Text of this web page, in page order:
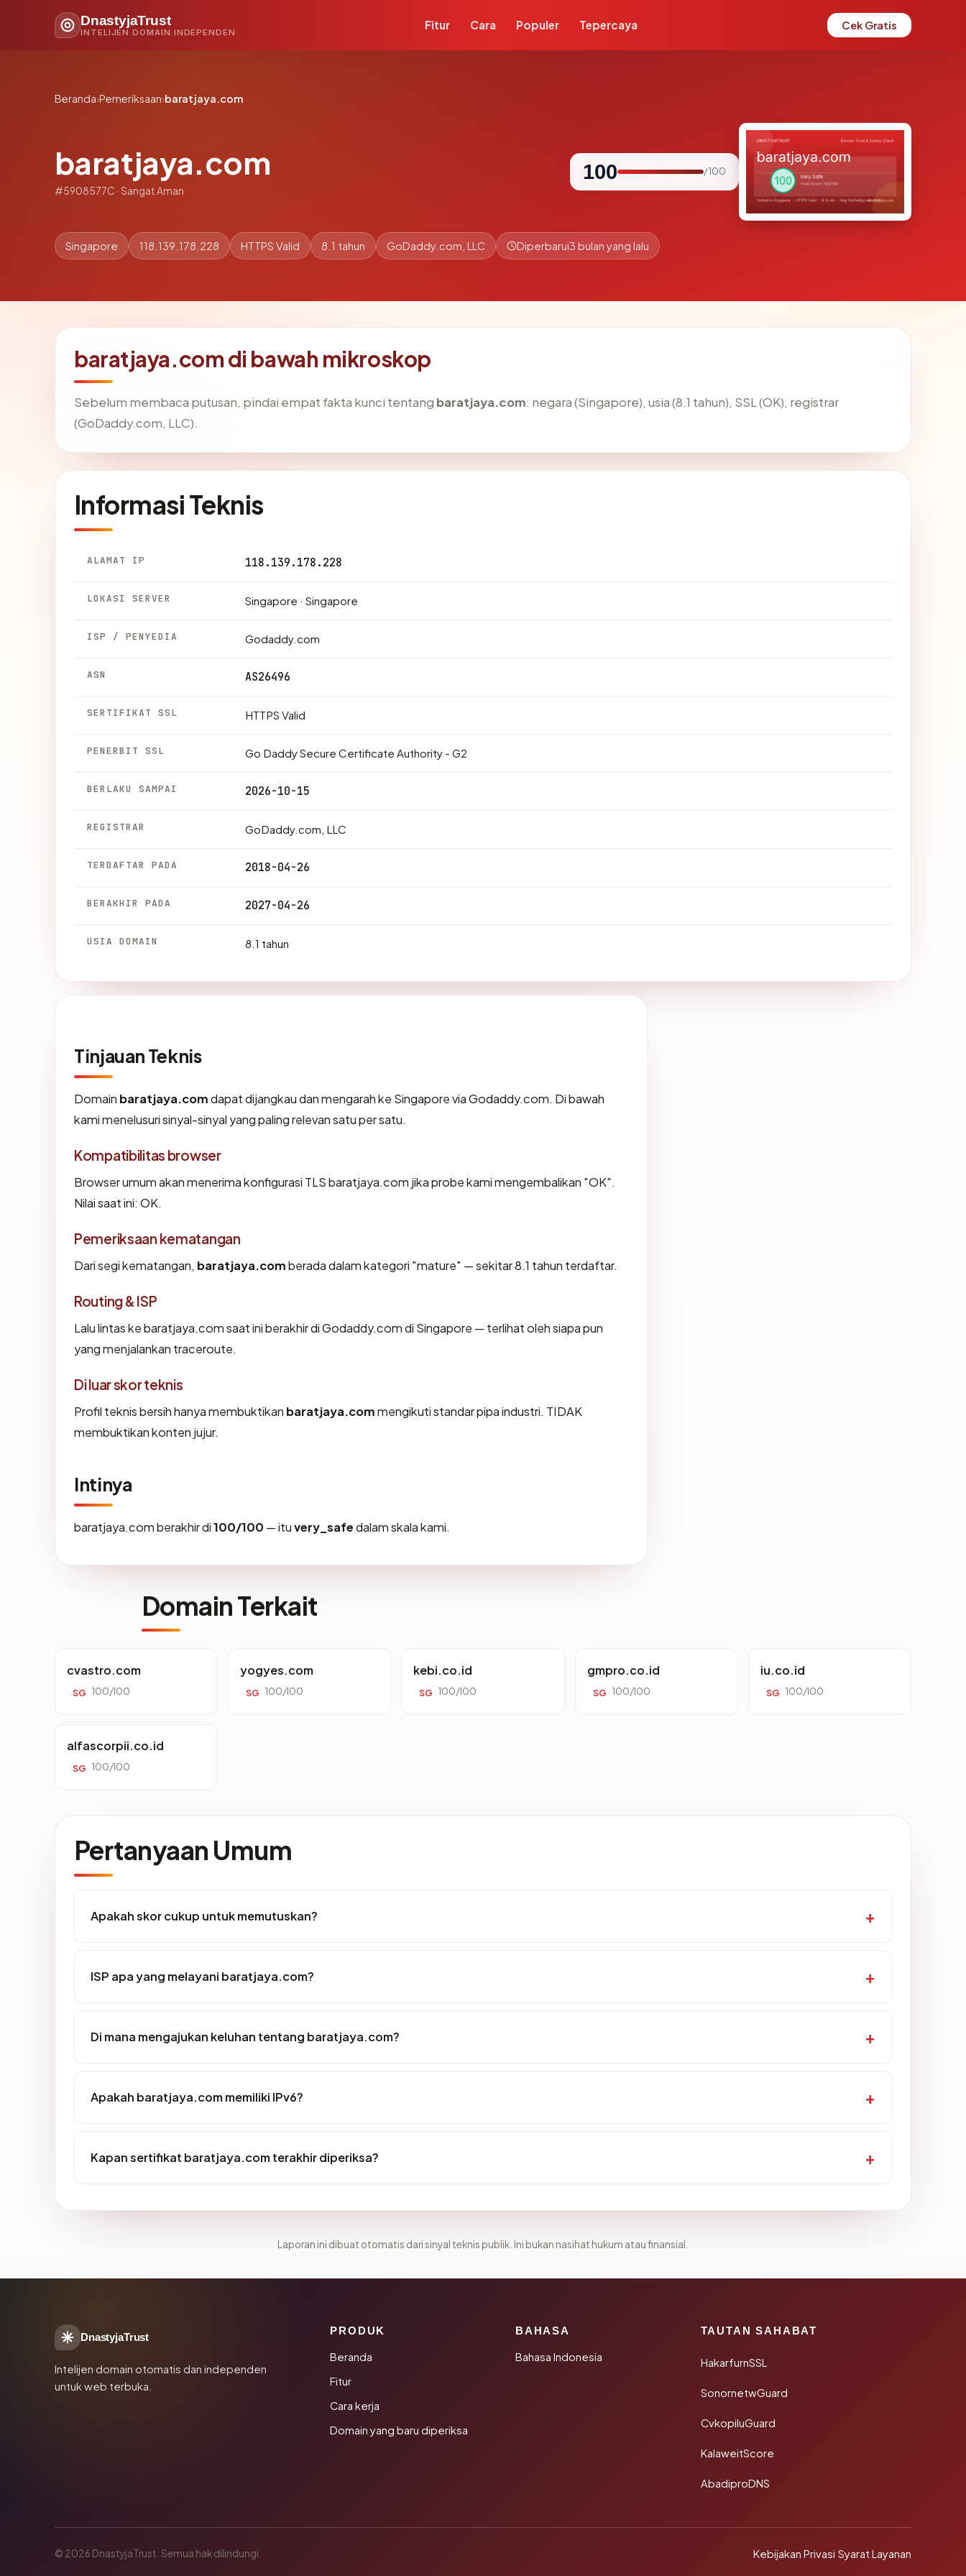
DnastyjaTrust
INTELIJEN DOMAIN INDEPENDEN
Fitur Cara Populer Tepercaya Cek Gratis
Beranda›Pemeriksaan›baratjaya.com
baratjaya.com
#5908577C · Sangat Aman
100 / 100
Singapore 118.139.178.228 HTTPS Valid 8.1 tahun GoDaddy.com, LLC Diperbarui3 bulan yang lalu
baratjaya.com di bawah mikroskop
Sebelum membaca putusan, pindai empat fakta kunci tentang baratjaya.com: negara (Singapore), usia (8.1 tahun), SSL (OK), registrar
(GoDaddy.com, LLC).
Informasi Teknis
ALAMAT IP 118.139.178.228
LOKASI SERVER Singapore · Singapore
ISP / PENYEDIA Godaddy.com
ASN AS26496
SERTIFIKAT SSL HTTPS Valid
PENERBIT SSL Go Daddy Secure Certificate Authority - G2
BERLAKU SAMPAI 2026-10-15
REGISTRAR GoDaddy.com, LLC
TERDAFTAR PADA 2018-04-26
BERAKHIR PADA 2027-04-26
USIA DOMAIN 8.1 tahun
Tinjauan Teknis
Domain baratjaya.comdapat dijangkau dan mengarah ke Singapore via Godaddy.com. Di bawah
kami menelusuri sinyal-sinyal yang paling relevan satu per satu.
Kompatibilitas browser
Browser umum akan menerima konfigurasi TLS baratjaya.com jika probe kami mengembalikan "OK".
Nilai saat ini: OK.
Pemeriksaan kematangan
Dari segi kematangan, baratjaya.comberada dalam kategori "mature" — sekitar 8.1 tahun terdaftar.
Routing & ISP
Lalu lintas ke baratjaya.com saat ini berakhir di Godaddy.com di Singapore — terlihat oleh siapa pun
yang menjalankan traceroute.
Di luar skor teknis
Profil teknis bersih hanya membuktikan baratjaya.commengikuti standar pipa industri. TIDAK
membuktikan konten jujur.
Intinya
baratjaya.com berakhir di100/100 — ituvery_safedalam skala kami.
Domain Terkait
cvastro.com
SG 100/100
yogyes.com
SG 100/100
kebi.co.id
SG 100/100
gmpro.co.id
SG 100/100
iu.co.id
SG 100/100
alfascorpii.co.id
SG 100/100
Pertanyaan Umum
Apakah skor cukup untuk memutuskan?
ISP apa yang melayani baratjaya.com?
Di mana mengajukan keluhan tentang baratjaya.com?
Apakah baratjaya.com memiliki IPv6?
Kapan sertifikat baratjaya.com terakhir diperiksa?
Laporan ini dibuat otomatis dari sinyal teknis publik. Ini bukan nasihat hukum atau finansial.
DnastyjaTrust
Intelijen domain otomatis dan independen
untuk web terbuka.
PRODUK
Beranda
Fitur
Cara kerja
Domain yang baru diperiksa
BAHASA
Bahasa Indonesia
TAUTAN SAHABAT
HakarfurnSSL
SonornetwGuard
CvkopiluGuard
KalaweitScore
AbadiproDNS
© 2026 DnastyjaTrust. Semua hak dilindungi. Kebijakan Privasi·Syarat Layanan